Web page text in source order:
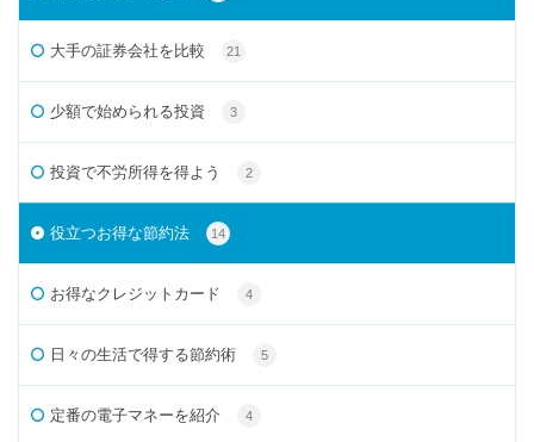
大手の証券会社を比較 21
少額で始められる投資 3
投資で不労所得を得よう 2
役立つお得な節約法 14
お得なクレジットカード 4
日々の生活で得する節約術 5
定番の電子マネーを紹介 4